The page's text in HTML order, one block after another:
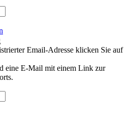
Email-Adresse klicken Sie auf
eine E-Mail mit einem Link zur